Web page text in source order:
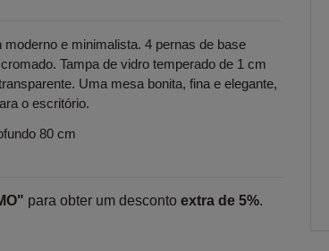
e minimalista. 4 pernas de base
Tampa de vidro temperado de 1 cm
Uma mesa bonita, fina e elegante,
o escritório.
80 cm
para obter um desconto extra de 5%.